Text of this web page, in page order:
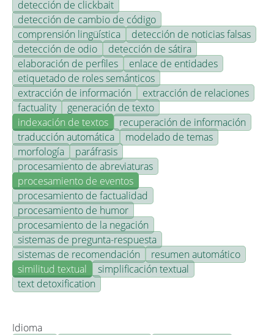
detección de clickbait
detección de cambio de código
comprensión lingüística
detección de noticias falsas
detección de odio
detección de sátira
elaboración de perfiles
enlace de entidades
etiquetado de roles semánticos
extracción de información
extracción de relaciones
factuality
generación de texto
indexación de textos
recuperación de información
traducción automática
modelado de temas
morfología
paráfrasis
procesamiento de abreviaturas
procesamiento de eventos
procesamiento de factualidad
procesamiento de humor
procesamiento de la negación
sistemas de pregunta-respuesta
sistemas de recomendación
resumen automático
similitud textual
simplificación textual
text detoxification
Idioma